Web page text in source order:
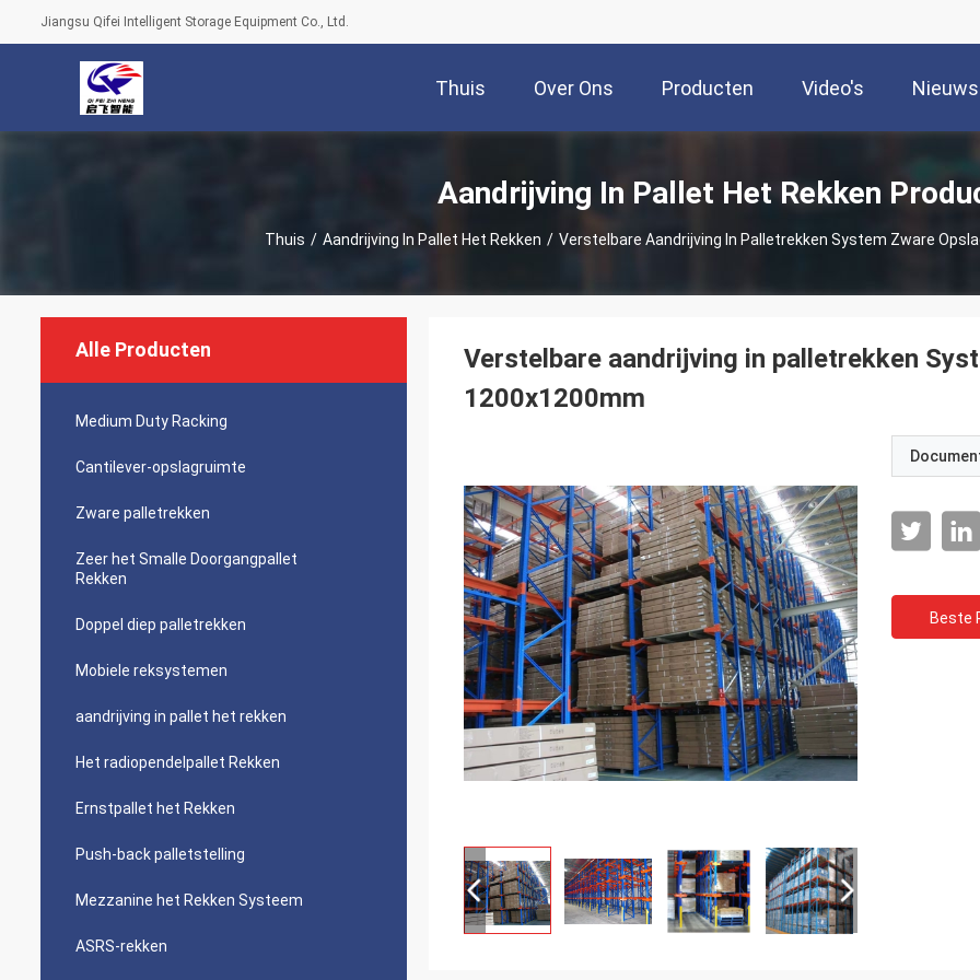
Jiangsu Qifei Intelligent Storage Equipment Co., Ltd.
Thuis Over Ons Producten Video's Nieuws
Aandrijving In Pallet Het Rekken
Thuis / Aandrijving In Pallet Het Rekken / Verstelbare Aandrijving In Palletrekken System Zware
Alle Producten
Medium Duty Racking
Cantilever-opslagruimte
Zware palletrekken
Zeer het Smalle Doorgangpallet
Rekken
Doppel diep palletrekken
Mobiele reksystemen
aandrijving in pallet het rekken
Het radiopendelpallet Rekken
Ernstpallet het Rekken
Push-back palletstelling
Mezzanine het Rekken Systeem
ASRS-rekken
Verstelbare aandrijving in palletrekken
1200x1200mm
Beste